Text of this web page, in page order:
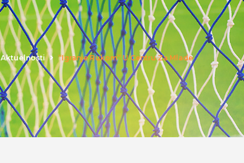
Aktuelnosti “Igranje Rukom” U Centru Za Mlade